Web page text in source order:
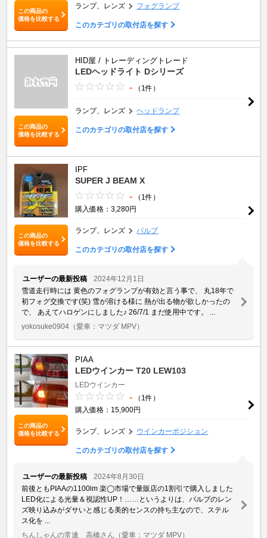
この商品の
価格を比較する
ランプ、レンズ フォグランプ
このカテゴリの取付店を探す
この商品の
価格を比較する
HID屋 / トレーディングトレード
LEDヘッドライト Dシリーズ
- （1件）
ランプ、レンズ ヘッドランプ
このカテゴリの取付店を探す
この商品の
価格を比較する
IPF
SUPER J BEAM X
-
（1件）
購入価格：3,280円
ランプ、レンズ バルブ
このカテゴリの取付店を探す
ユーザーの最新投稿
2024年12月1日
雪道走行時には 黄色のフォグランプが有効と言う事で、 丸18年で
初フォグ交換です(笑) 雪が溶ける様に 熱が出る物が欲しかったの
で、 あえてハロゲンにしました♪ 26/7/1 まだ使用中です。 ...
yokosuke0904 （愛車：マツダ MPV）
この商品の
価格を比較する
PIAA
LEDウインカー T20 LEW103
LEDウインカー
-
（1件）
購入価格：15,900円
ランプ、レンズ ウインカーポジション
このカテゴリの取付店を探す
ユーザーの最新投稿
2024年8月30日
前後ともPIAAの1100lm 楽◯市場で量販店の1割引で購入しました
LED化による光量＆視認性UP！……というよりは、バルブのレン
ズ映り込みがダサいと感じる美的センスの持ち主なので、ステル
ス化を ...
ちんしゃんの常連 高橋さん （愛車：マツダ MPV）